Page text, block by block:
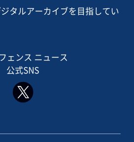
タルアーカイブを目指してい
ェンス ニュース
公式SNS